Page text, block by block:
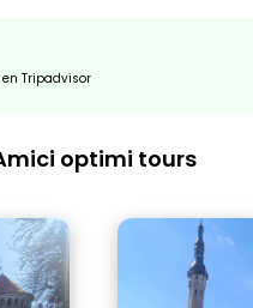
Tripadvisor
optimi tours